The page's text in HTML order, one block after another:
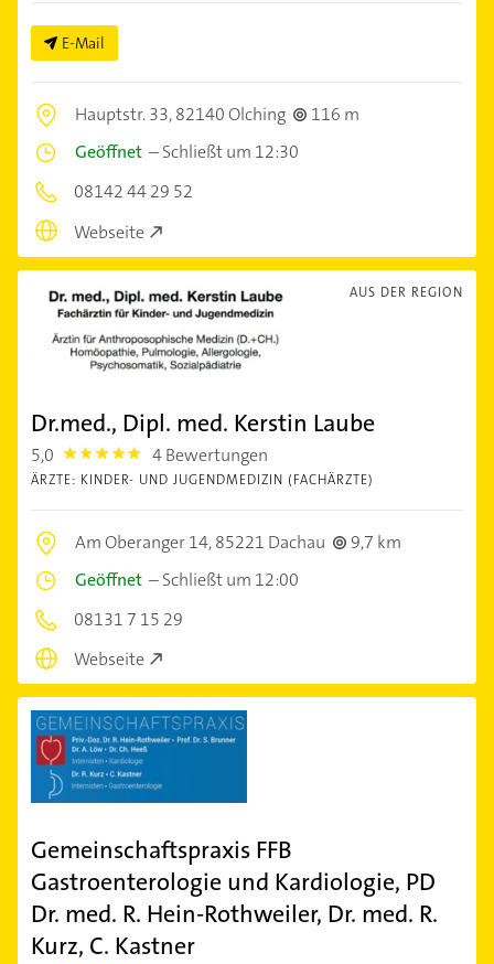
E-Mail
Hauptstr. 33,82140 Olching
116 m
Geöffnet –Schließt um 12:30
08142 44 29 52
Webseite
AUS DER REGION
Dr.med., Dipl. med. Kerstin Laube
5,0 5.0 4 Bewertungen
ÄRZTE: KINDER- UND JUGENDMEDIZIN (FACHÄRZTE)
Am Oberanger 14,85221 Dachau
9,7 km
Geöffnet –Schließt um 12:00
08131 7 15 29
Webseite
Gemeinschaftspraxis FFB
Gastroenterologie und Kardiologie, PD
Dr. med. R. Hein-Rothweiler, Dr. med. R.
Kurz, C. Kastner